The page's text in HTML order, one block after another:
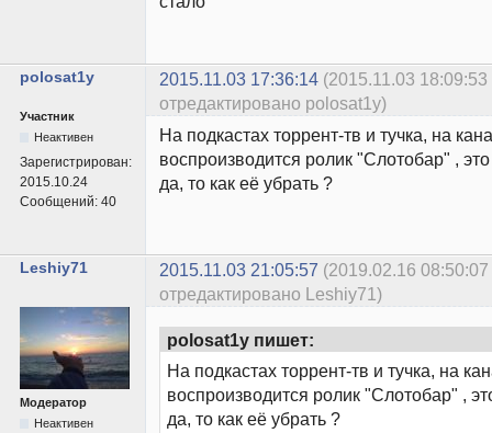
polosat1y 2015.11.03 17:36:14 (2015.11.03 18:09:53
отредактировано polosat1y)
Участник
Неактивен
Зарегистрирован:
2015.10.24
Сообщений: 40
На подкастах торрент-тв и тучка, на
воспроизводится ролик "Слотобар" ,
да, то как её убрать ?
Leshiy71 2015.11.03 21:05:57 (2019.02.16 08:50:07
отредактировано Leshiy71)
Модератор
Неактивен
polosat1y пишет:
На подкастах торрент-тв и тучка, на
воспроизводится ролик "Слотобар" ,
да, то как её убрать ?